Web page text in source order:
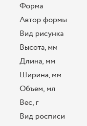
Форма
Автор формы
Вид рисунка
Высота, мм
Длина, мм
Ширина, мм
Объем, мл
Вес, г
Вид росписи